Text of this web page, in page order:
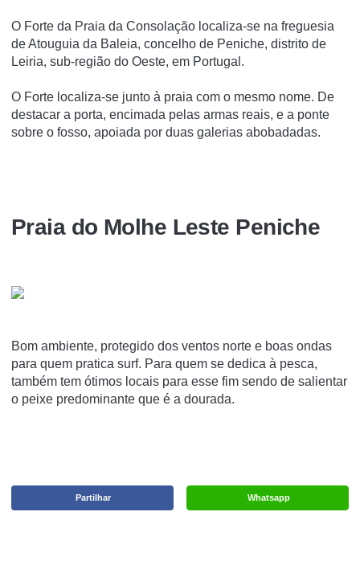
O Forte da Praia da Consolação localiza-se na freguesia
de Atouguia da Baleia, concelho de Peniche, distrito de
Leiria, sub-região do Oeste, em Portugal.
O Forte localiza-se junto à praia com o mesmo nome. De
destacar a porta, encimada pelas armas reais, e a ponte
sobre o fosso, apoiada por duas galerias abobadadas.
Praia do Molhe Leste Peniche
Bom ambiente, protegido dos ventos norte e boas ondas
para quem pratica surf. Para quem se dedica à pesca,
também tem ótimos locais para esse fim sendo de salientar
o peixe predominante que é a dourada.
Whatsapp
Partilhar